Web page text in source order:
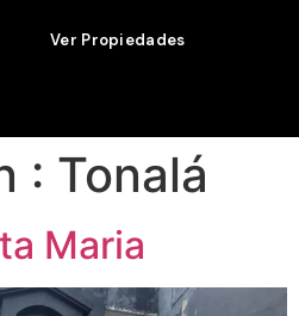
Ver Propiedades
: Tonalá
Maria